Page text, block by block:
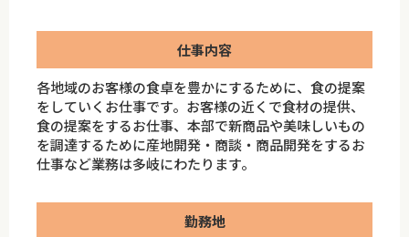
仕事内容
各地域のお客様の食卓を豊かにするために、食の提案
をしていくお仕事です。お客様の近くで食材の提供、
食の提案をするお仕事、本部で新商品や美味しいもの
を調達するために産地開発・商談・商品開発をするお
仕事など業務は多岐にわたります。
勤務地